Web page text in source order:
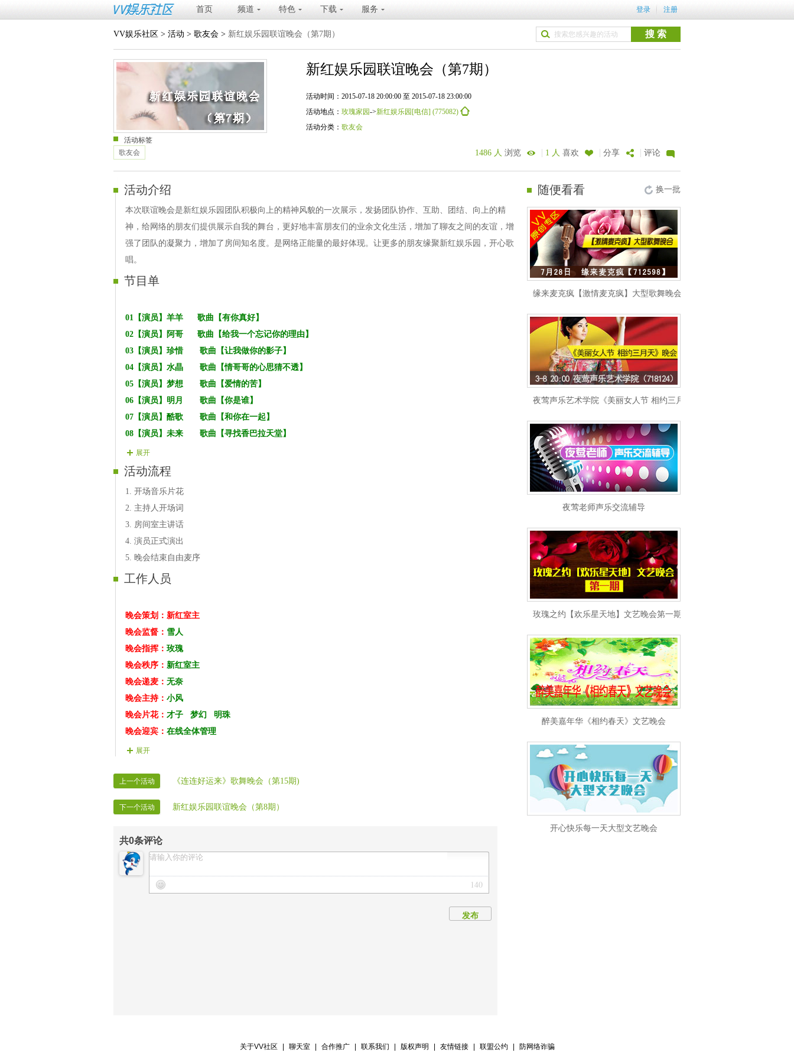
首页 频道 特色 下载 服务 登录 注册
VV娱乐社区 > 活动 > 歌友会 > 新红娱乐园联谊晚会（第7期）
新红娱乐园联谊晚会（第7期）
活动时间：2015-07-18 20:00:00 至 2015-07-18 23:00:00
活动地点： 玫瑰家园->新红娱乐园[电信] (775082)
活动分类： 歌友会
活动标签
歌友会
1486 人 浏览 | 1 人 喜欢 | 分享 | 评论
活动介绍
本次联谊晚会是新红娱乐园团队积极向上的精神风貌的一次展示，发扬团队协作、互助、团结、向上的精
神，给网络的朋友们提供展示自我的舞台，更好地丰富朋友们的业余文化生活，增加了聊友之间的友谊，增
强了团队的凝聚力，增加了房间知名度。是网络正能量的最好体现。让更多的朋友缘聚新红娱乐园，开心歌
唱。
节目单
01 【演员】羊羊
歌曲【有你真好】
02 【演员】阿哥
歌曲【给我一个忘记你的理由】
03 【演员】珍惜
歌曲【让我做你的影子】
04 【演员】水晶
歌曲【情哥哥的心思猜不透】
05 【演员】梦想
歌曲【爱情的苦】
06 【演员】明月
歌曲【你是谁】
07 【演员】酷歌
歌曲【和你在一起】
08 【演员】未来
歌曲【寻找香巴拉天堂】
09 【演员】霸道
10【演员】宏杰
17【演员】小雨
展开
活动流程
1. 开场音乐片花
2. 主持人开场词
3. 房间室主讲话
4. 演员正式演出
5. 晚会结束自由麦序
工作人员
晚会策划：新红室主
晚会监督： 雪人
晚会指挥： 玫瑰
晚会秩序： 新红室主
晚会递麦： 无奈
晚会主持： 小风
晚会片花： 才子 梦幻
明珠
晚会迎宾： 在线全体管理
晚会广播；
晚会迎宾：
在线全体管理
展开
上一个活动 《连连好运来》歌舞晚会（第15期)
下一个活动 新红娱乐园联谊晚会（第8期）
共0条评论
140
发布
随便看看 换一批
缘来麦克疯【激情麦克疯】大型歌舞晚会
夜莺声乐艺术学院《美丽女人节 相约三月天》晚会
夜莺老师声乐交流辅导
玫瑰之约【欢乐星天地】文艺晚会第一期
醉美嘉年华《相约春天》文艺晚会
开心快乐每一天大型文艺晚会
关于VV社区 聊天室 合作推广 联系我们 版权声明 友情链接 联盟公约 防网络诈骗